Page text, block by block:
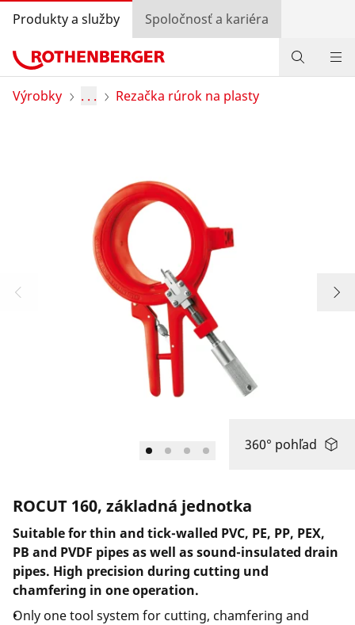
Produkty a služby Spoločnosť a kariéra
Produkty
Špeciálne ponuky
Vyhľadávanie predajcov
Prihlásiť sa
Výrobky . . . Rezačka rúrok na plasty
360° pohľad
ROCUT 160, základná jednotka
Suitable for thin and tick-walled PVC, PE, PP, PEX,
PB and PVDF pipes as well as sound-insulated drain
pipes. High precision during cutting und
chamfering in one operation.
Only one tool system for cutting, chamfering and